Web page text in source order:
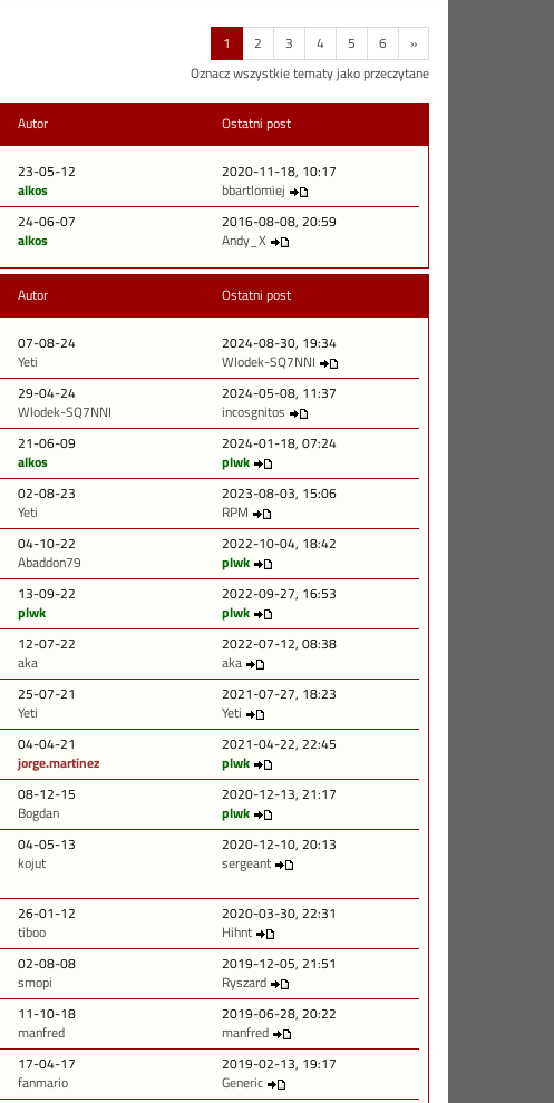
1 2 3 4 5 6 »
Oznacz wszystkie tematy jako przeczytane
Autor Ostatni post
23-05-12
alkos
2020-11-18, 10:17
bbartlomiej
24-06-07
alkos
2016-08-08, 20:59
Andy_X
Autor Ostatni post
07-08-24
Yeti
2024-08-30, 19:34
Wlodek-SQ7NNI
29-04-24
Wlodek-SQ7NNI
2024-05-08, 11:37
incosgnitos
21-06-09
alkos
2024-01-18, 07:24
plwk
02-08-23
Yeti
2023-08-03, 15:06
RPM
04-10-22
Abaddon79
2022-10-04, 18:42
plwk
13-09-22
plwk
2022-09-27, 16:53
plwk
12-07-22
aka
2022-07-12, 08:38
aka
25-07-21
Yeti
2021-07-27, 18:23
Yeti
04-04-21
jorge.martinez
2021-04-22, 22:45
plwk
08-12-15
Bogdan
2020-12-13, 21:17
plwk
04-05-13
kojut
2020-12-10, 20:13
sergeant
26-01-12
tiboo
2020-03-30, 22:31
Hihnt
02-08-08
smopi
2019-12-05, 21:51
Ryszard
11-10-18
manfred
2019-06-28, 20:22
manfred
17-04-17
fanmario
2019-02-13, 19:17
Generic